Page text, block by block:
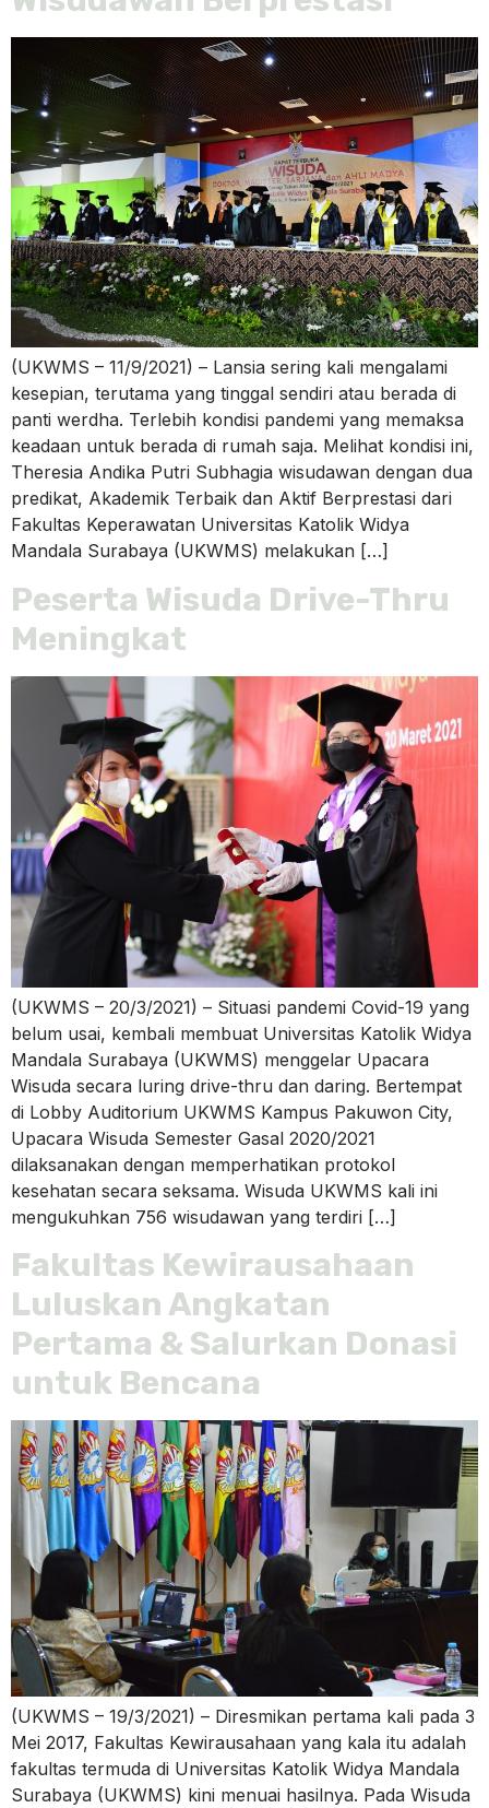
(UKWMS – 11/9/2021) – Lansia sering kali mengalami
kesepian, terutama yang tinggal sendiri atau berada di
panti werdha. Terlebih kondisi pandemi yang memaksa
keadaan untuk berada di rumah saja. Melihat kondisi ini,
Theresia Andika Putri Subhagia wisudawan dengan dua
predikat, Akademik Terbaik dan Aktif Berprestasi dari
Fakultas Keperawatan Universitas Katolik Widya
Mandala Surabaya (UKWMS) melakukan […]
Peserta Wisuda Drive-Thru
Meningkat
(UKWMS – 20/3/2021) – Situasi pandemi Covid-19 yang
belum usai, kembali membuat Universitas Katolik Widya
Mandala Surabaya (UKWMS) menggelar Upacara
Wisuda secara luring drive-thru dan daring. Bertempat
di Lobby Auditorium UKWMS Kampus Pakuwon City,
Upacara Wisuda Semester Gasal 2020/2021
dilaksanakan dengan memperhatikan protokol
kesehatan secara seksama. Wisuda UKWMS kali ini
mengukuhkan 756 wisudawan yang terdiri […]
Fakultas Kewirausahaan
Luluskan Angkatan
Pertama & Salurkan Donasi
untuk Bencana
(UKWMS – 19/3/2021) – Diresmikan pertama kali pada 3
Mei 2017, Fakultas Kewirausahaan yang kala itu adalah
fakultas termuda di Universitas Katolik Widya Mandala
Surabaya (UKWMS) kini menuai hasilnya. Pada Wisuda